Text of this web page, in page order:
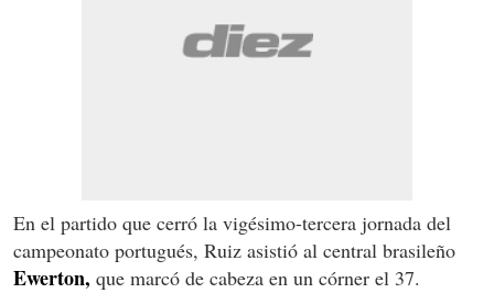
En el partido que cerró la vigésimo-tercera jornada del
campeonato portugués, Ruiz asistió al central brasileño
Ewerton, que marcó de cabeza en un córner el 37.